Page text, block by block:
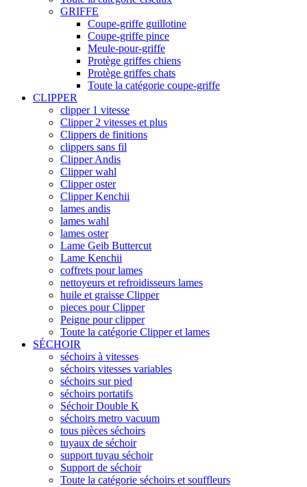
GRIFFE
Coupe-griffe guillotine
Coupe-griffe pince
Meule-pour-griffe
Protège griffes chiens
Protège griffes chats
Toute la catégorie coupe-griffe
CLIPPER
clipper 1 vitesse
Clipper 2 vitesses et plus
Clippers de finitions
clippers sans fil
Clipper Andis
Clipper wahl
Clipper oster
Clipper Kenchii
lames andis
lames wahl
lames oster
Lame Geib Buttercut
Lame Kenchii
coffrets pour lames
nettoyeurs et refroidisseurs lames
huile et graisse Clipper
pieces pour Clipper
Peigne pour clipper
Toute la catégorie Clipper et lames
SÉCHOIR
séchoirs à vitesses
séchoirs vitesses variables
séchoirs sur pied
séchoirs portatifs
Séchoir Double K
séchoirs metro vacuum
tous pièces séchoirs
tuyaux de séchoir
support tuyau séchoir
Support de séchoir
Toute la catégorie séchoirs et souffleurs